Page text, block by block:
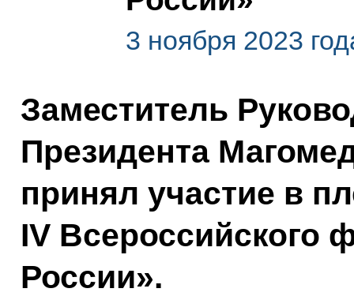
3 ноября 2023
Заместитель
Президента
принял участие в
IV Всероссийского
России».